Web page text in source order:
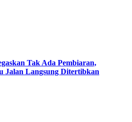
Tak Ada Pembiaran,
Jalan Langsung Ditertibkan